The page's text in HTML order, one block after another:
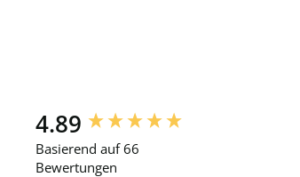
4.89
Basierend auf 66
Bewertungen
New content loaded